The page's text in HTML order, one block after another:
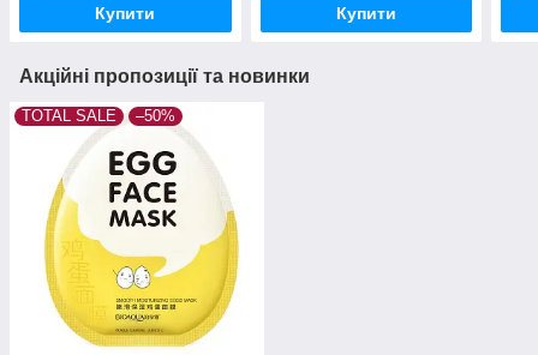
Купити Купити
Акційні пропозиції та новинки
TOTAL SALE –50%